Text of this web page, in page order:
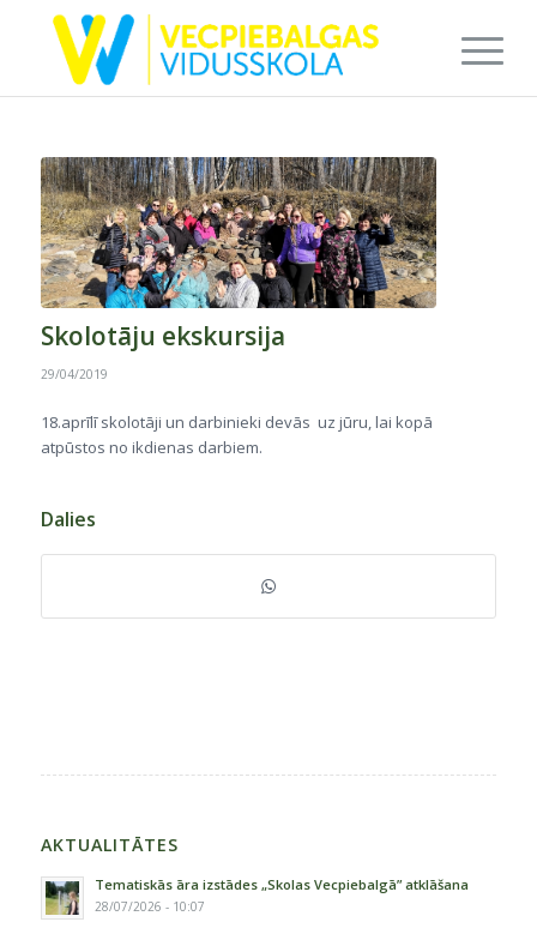
Skolotāju ekskursija
29/04/2019
18.aprīlī skolotāji un darbinieki devās uz jūru, lai kopā
atpūstos no ikdienas darbiem.
Dalies
AKTUALITĀTES
Tematiskās āra izstādes „Skolas Vecpiebalgā” atklāšana
28/07/2026 - 10:07